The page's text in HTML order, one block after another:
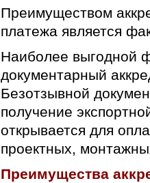
Преимуществом
платежа является
Наиболее выгодной
документарный
Безотзывной
получение
открывается для
проектных,
Преимущества